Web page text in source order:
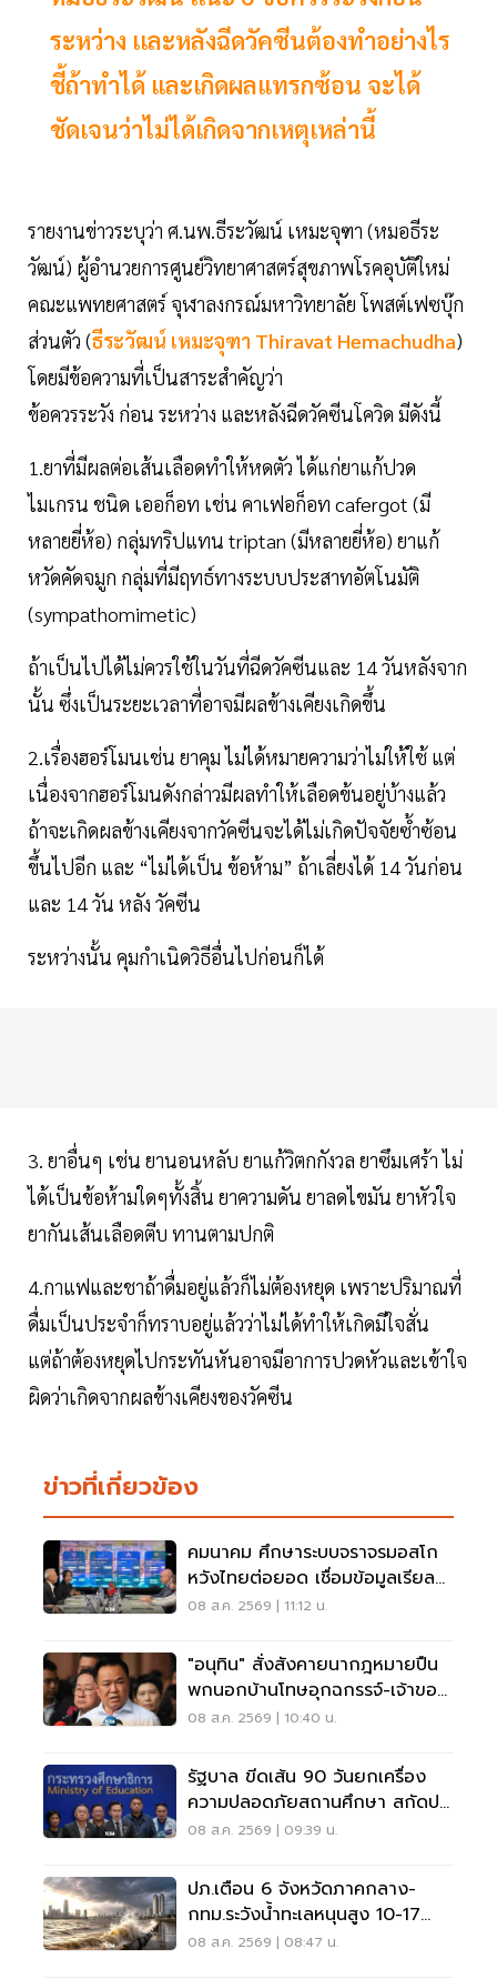
ระหว่าง เเละหลังฉีดวัคซีนต้องทำอย่างไร
ชี้ถ้าทำได้ และเกิดผลแทรกซ้อน จะได้
ชัดเจนว่าไม่ได้เกิดจากเหตุเหล่านี้
รายงานข่าวระบุว่า ศ.นพ.ธีระวัฒน์ เหมะจุฑา (หมอธีระ
วัฒน์) ผู้อำนวยการศูนย์วิทยาศาสตร์สุขภาพโรคอุบัติใหม่
คณะแพทยศาสตร์ จุฬาลงกรณ์มหาวิทยาลัย โพสต์เฟซบุ๊ก
ส่วนตัว (ธีระวัฒน์ เหมะจุฑา Thiravat Hemachudha)
โดยมีข้อความที่เป็นสาระสำคัญว่า
ข้อควรระวัง ก่อน ระหว่าง และหลังฉีดวัคซีนโควิด มีดังนี้
1.ยาที่มีผลต่อเส้นเลือดทำให้หดตัว ได้แก่ยาแก้ปวด
ไมเกรน ชนิด เออก็อท เช่น คาเฟอก็อท cafergot (มี
หลายยี่ห้อ) กลุ่มทริปแทน triptan (มีหลายยี่ห้อ) ยาแก้
หวัดคัดจมูก กลุ่มที่มีฤทธ์ทางระบบประสาทอัตโนมัติ
(sympathomimetic)
ถ้าเป็นไปได้ไม่ควรใช้ในวันที่ฉีดวัคซีนและ 14 วันหลังจาก
นั้น ซึ่งเป็นระยะเวลาที่อาจมีผลข้างเคียงเกิดขึ้น
2.เรื่องฮอร์โมนเช่น ยาคุม ไม่ได้หมายความว่าไม่ให้ใช้ แต่
เนื่องจากฮอร์โมนดังกล่าวมีผลทำให้เลือดข้นอยู่บ้างแล้ว
ถ้าจะเกิดผลข้างเคียงจากวัคซีนจะได้ไม่เกิดปัจจัยซ้ำซ้อน
ขึ้นไปอีก และ “ไม่ได้เป็น ข้อห้าม” ถ้าเลี่ยงได้ 14 วันก่อน
และ 14 วัน หลัง วัคซีน
ระหว่างนั้น คุมกำเนิดวิธีอื่นไปก่อนก็ได้
3. ยาอื่นๆ เช่น ยานอนหลับ ยาแก้วิตกกังวล ยาซึมเศร้า ไม่
ได้เป็นข้อห้ามใดๆทั้งสิ้น ยาความดัน ยาลดไขมัน ยาหัวใจ
ยากันเส้นเลือดตีบ ทานตามปกติ
4.กาแฟและชาถ้าดื่มอยู่แล้วก็ไม่ต้องหยุด เพราะปริมาณที่
ดื่มเป็นประจำก็ทราบอยู่แล้วว่าไม่ได้ทำให้เกิดมีใจสั่น
แต่ถ้าต้องหยุดไปกระทันหันอาจมีอาการปวดหัวและเข้าใจ
ผิดว่าเกิดจากผลข้างเคียงของวัคซีน
ข่าวที่เกี่ยวข้อง
คมนาคม ศึกษาระบบจราจรมอสโก
หวังไทยต่อยอด เชื่อมข้อมูลเรียล
ไทม์ แก้รถติด
08 ส.ค. 2569 | 11:12 น.
"อนุทิน" สั่งสังคายนากฎหมายปืน
พกนอกบ้านโทษอุกฉกรรจ์-เจ้าของ
โดนหนัก
08 ส.ค. 2569 | 10:40 น.
รัฐบาล ขีดเส้น 90 วันยกเครื่อง
ความปลอดภัยสถานศึกษา สกัดปม
บูลลี่
08 ส.ค. 2569 | 09:39 น.
ปภ.เตือน 6 จังหวัดภาคกลาง-
กทม.ระวังน้ำทะเลหนุนสูง 10-17
ส.ค.69
08 ส.ค. 2569 | 08:47 น.